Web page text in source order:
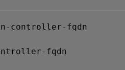
- controller - fqdn
- fqdn